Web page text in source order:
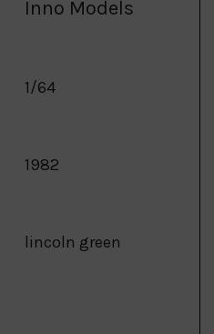
Inno Models
1/64
1982
lincoln green